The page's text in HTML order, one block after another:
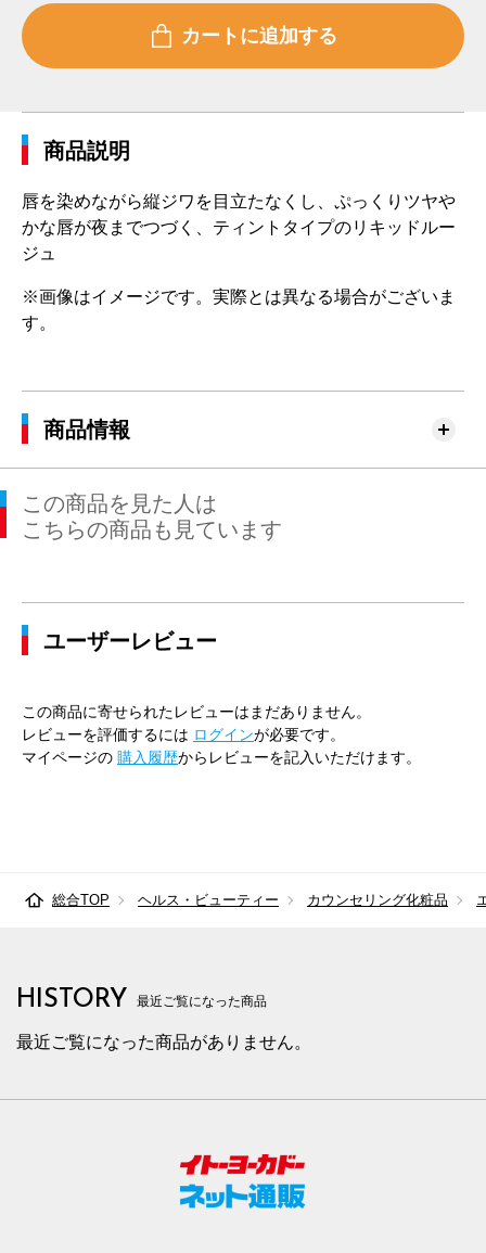
商品説明
唇を染めながら縦ジワを目立たなくし、ぷっくりツヤや
かな唇が夜までつづく、ティントタイプのリキッドルー
ジュ
※画像はイメージです。実際とは異なる場合がございま
す。
商品情報
この商品を見た人は
こちらの商品も見ています
ユーザーレビュー
この商品に寄せられたレビューはまだありません。
レビューを評価するには ログインが必要です。
マイページの 購入履歴からレビューを記入いただけます。
総合TOP ヘルス・ビューティー カウンセリング化粧品
HISTORY 最近ご覧になった商品
最近ご覧になった商品がありません。